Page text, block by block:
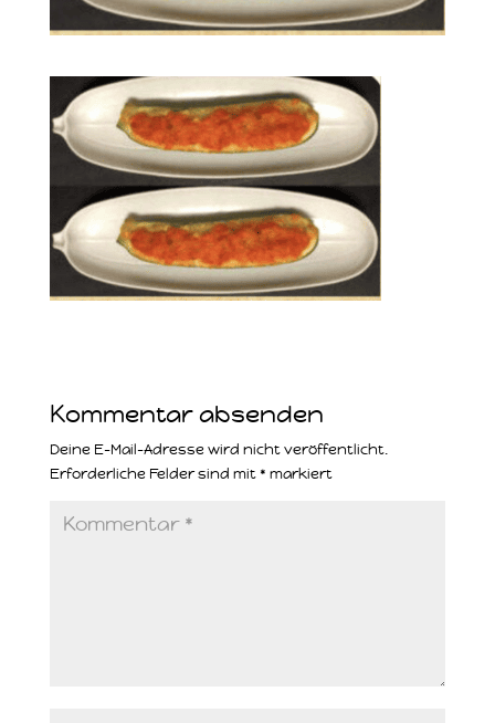
Kommentar absenden
Deine E-Mail-Adresse wird nicht veröffentlicht.
Erforderliche Felder sind mit * markiert